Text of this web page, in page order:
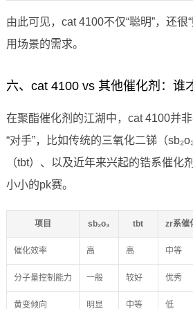
由此可见，cat 4100不仅“聪明”，还很
用场景的需求。
六、cat 4100 vs 其他催化剂：谁
在聚酯催化剂的江湖中，cat 4100并
“对手”，比如传统的三氧化二锑（
（tbt）、以及近年来兴起的锆系催化
小小的pk赛。
项目 sb₂o₃ tbt zr系催
催化效率 高 高 中等
分子量控制能力 一般 较好 优秀
黄变倾向 明显 中等 低